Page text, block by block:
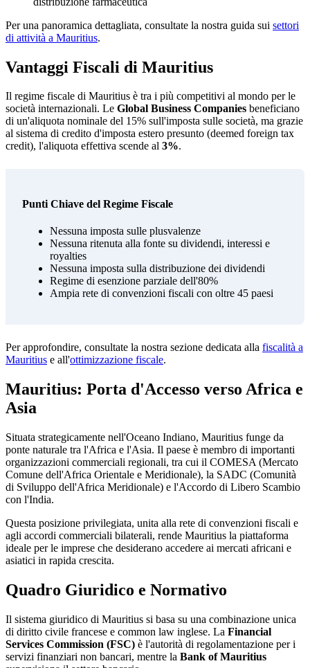
Per una panoramica dettagliata, consultate la nostra guida sui settori
di attività a Mauritius.
Vantaggi Fiscali di Mauritius
Il regime fiscale di Mauritius è tra i più competitivi al mondo per le
società internazionali. Le Global Business Companies beneficiano
di un'aliquota nominale del 15% sull'imposta sulle società, ma grazie
al sistema di credito d'imposta estero presunto (deemed foreign tax
credit), l'aliquota effettiva scende al 3%.
Punti Chiave del Regime Fiscale
Nessuna imposta sulle plusvalenze
Nessuna ritenuta alla fonte su dividendi, interessi e
royalties
Nessuna imposta sulla distribuzione dei dividendi
Regime di esenzione parziale dell'80%
Ampia rete di convenzioni fiscali con oltre 45 paesi
Per approfondire, consultate la nostra sezione dedicata alla fiscalità a
Mauritius e all'ottimizzazione fiscale.
Mauritius: Porta d'Accesso verso Africa e
Asia
Situata strategicamente nell'Oceano Indiano, Mauritius funge da
ponte naturale tra l'Africa e l'Asia. Il paese è membro di importanti
organizzazioni commerciali regionali, tra cui il COMESA (Mercato
Comune dell'Africa Orientale e Meridionale), la SADC (Comunità
di Sviluppo dell'Africa Meridionale) e l'Accordo di Libero Scambio
con l'India.
Questa posizione privilegiata, unita alla rete di convenzioni fiscali e
agli accordi commerciali bilaterali, rende Mauritius la piattaforma
ideale per le imprese che desiderano accedere ai mercati africani e
asiatici in rapida crescita.
Quadro Giuridico e Normativo
Il sistema giuridico di Mauritius si basa su una combinazione unica
di diritto civile francese e common law inglese. La Financial
Services Commission (FSC) è l'autorità di regolamentazione per i
servizi finanziari non bancari, mentre la Bank of Mauritius